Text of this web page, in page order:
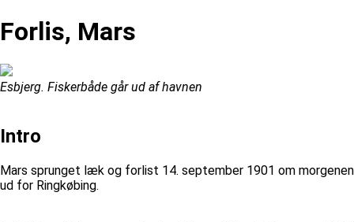
Forlis, Mars
Esbjerg. Fiskerbåde går ud af havnen
Intro
Mars sprunget læk og forlist 14. september 1901 om morgenen
ud for Ringkøbing.